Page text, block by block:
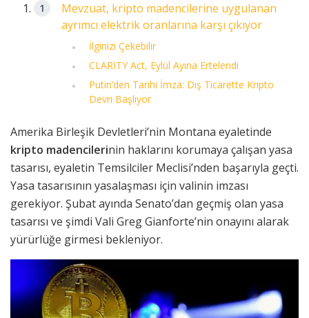
Mevzuat, kripto madencilerine uygulanan
ayrımcı elektrik oranlarına karşı çıkıyor
İlginizi Çekebilir
CLARITY Act, Eylül Ayına Ertelendi
Putin’den Tarihi İmza: Dış Ticarette Kripto
Devri Başlıyor
Amerika Birleşik Devletleri’nin Montana eyaletinde
kripto madencilerinin haklarını korumaya çalışan yasa
tasarısı, eyaletin Temsilciler Meclisi’nden başarıyla geçti.
Yasa tasarısının yasalaşması için valinin imzası
gerekiyor. Şubat ayında Senato’dan geçmiş olan yasa
tasarısı ve şimdi Vali Greg Gianforte’nin onayını alarak
yürürlüğe girmesi bekleniyor.